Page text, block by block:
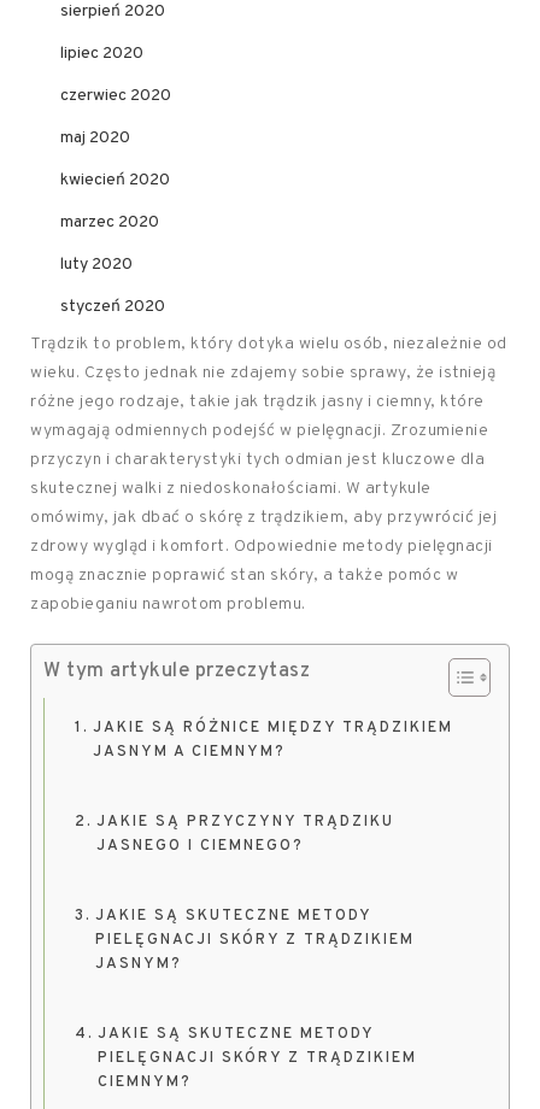
sierpień 2020
lipiec 2020
czerwiec 2020
maj 2020
kwiecień 2020
marzec 2020
luty 2020
styczeń 2020
Trądzik to problem, który dotyka wielu osób, niezależnie od
wieku. Często jednak nie zdajemy sobie sprawy, że istnieją
różne jego rodzaje, takie jak trądzik jasny i ciemny, które
wymagają odmiennych podejść w pielęgnacji. Zrozumienie
przyczyn i charakterystyki tych odmian jest kluczowe dla
skutecznej walki z niedoskonałościami. W artykule
omówimy, jak dbać o skórę z trądzikiem, aby przywrócić jej
zdrowy wygląd i komfort. Odpowiednie metody pielęgnacji
mogą znacznie poprawić stan skóry, a także pomóc w
zapobieganiu nawrotom problemu.
W tym artykule przeczytasz
JAKIE SĄ RÓŻNICE MIĘDZY TRĄDZIKIEM
JASNYM A CIEMNYM?
JAKIE SĄ PRZYCZYNY TRĄDZIKU
JASNEGO I CIEMNEGO?
JAKIE SĄ SKUTECZNE METODY
PIELĘGNACJI SKÓRY Z TRĄDZIKIEM
JASNYM?
JAKIE SĄ SKUTECZNE METODY
PIELĘGNACJI SKÓRY Z TRĄDZIKIEM
CIEMNYM?